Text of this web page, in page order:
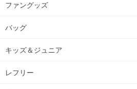
ファングッズ
バッグ
キッズ＆ジュニア
レフリー